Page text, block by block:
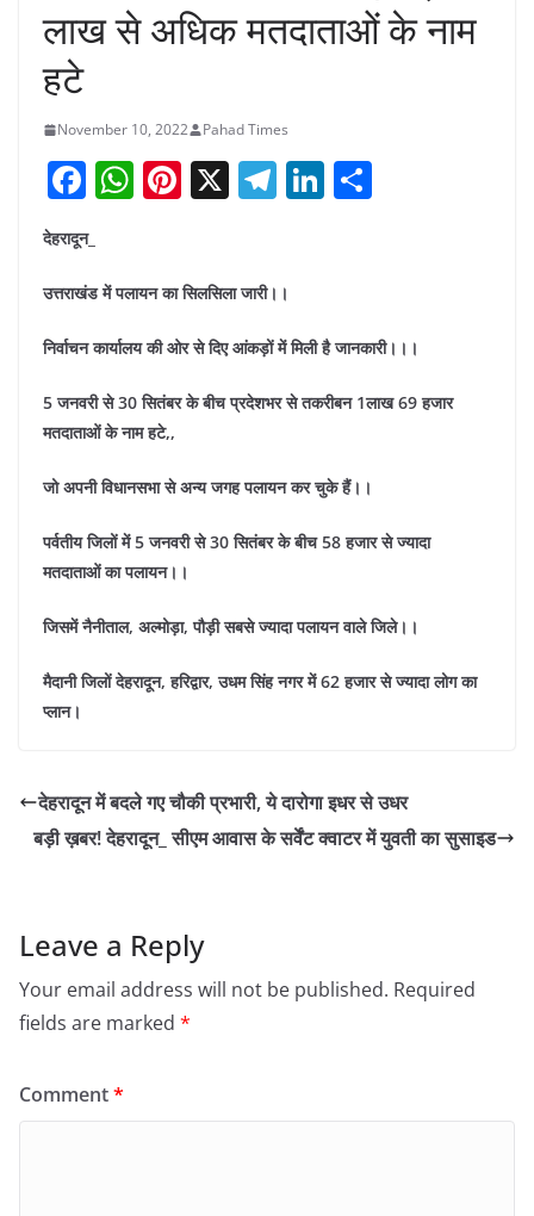
लाख से अधिक मतदाताओं के नाम
हटे
November 10, 2022 Pahad Times
F
c
e
b
o
o
k
W
s
A
p
p
Pi
e
st
X T
gr
a
m
Li
dI
n
देहरादून_
उत्तराखंड में पलायन का सिलसिला जारी।।
निर्वाचन कार्यालय की ओर से दिए आंकड़ों में मिली है जानकारी।।।
5 जनवरी से 30 सितंबर के बीच प्रदेशभर से तकरीबन 1लाख 69 हजार
मतदाताओं के नाम हटे,,
जो अपनी विधानसभा से अन्य जगह पलायन कर चुके हैं।।
पर्वतीय जिलों में 5 जनवरी से 30 सितंबर के बीच 58 हजार से ज्यादा
मतदाताओं का पलायन।।
जिसमें नैनीताल, अल्मोड़ा, पौड़ी सबसे ज्यादा पलायन वाले जिले।।
मैदानी जिलों देहरादून, हरिद्वार, उधम सिंह नगर में 62 हजार से ज्यादा लोग का
प्लान।
देहरादून में बदले गए चौकी प्रभारी, ये दारोगा इधर से उधर
बड़ी ख़बर! देहरादून_ सीएम आवास के सर्वेंट क्वाटर में युवती का सुसाइड
Leave a Reply
Your email address will not be published. Required
fields are marked *
Comment*